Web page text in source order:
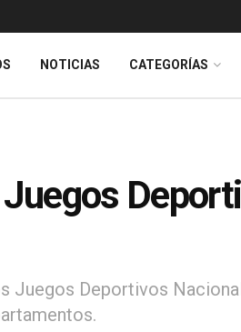
NOTICIAS CATEGORÍAS
Juegos Deportivos